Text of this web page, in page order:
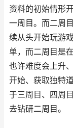
资料的初始情形
一周目。而二周
续从头开始玩游
单，而二周目是
也许难度会上升
开始、获取独特
于三周目、四周
去钻研二周目。